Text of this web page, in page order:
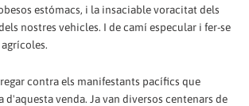
estómacs, i la insaciable voracitat dels
nostres vehicles. I de camí especular i fer-se
contra els manifestants pacífics que
d'aquesta venda. Ja van diversos centenars de